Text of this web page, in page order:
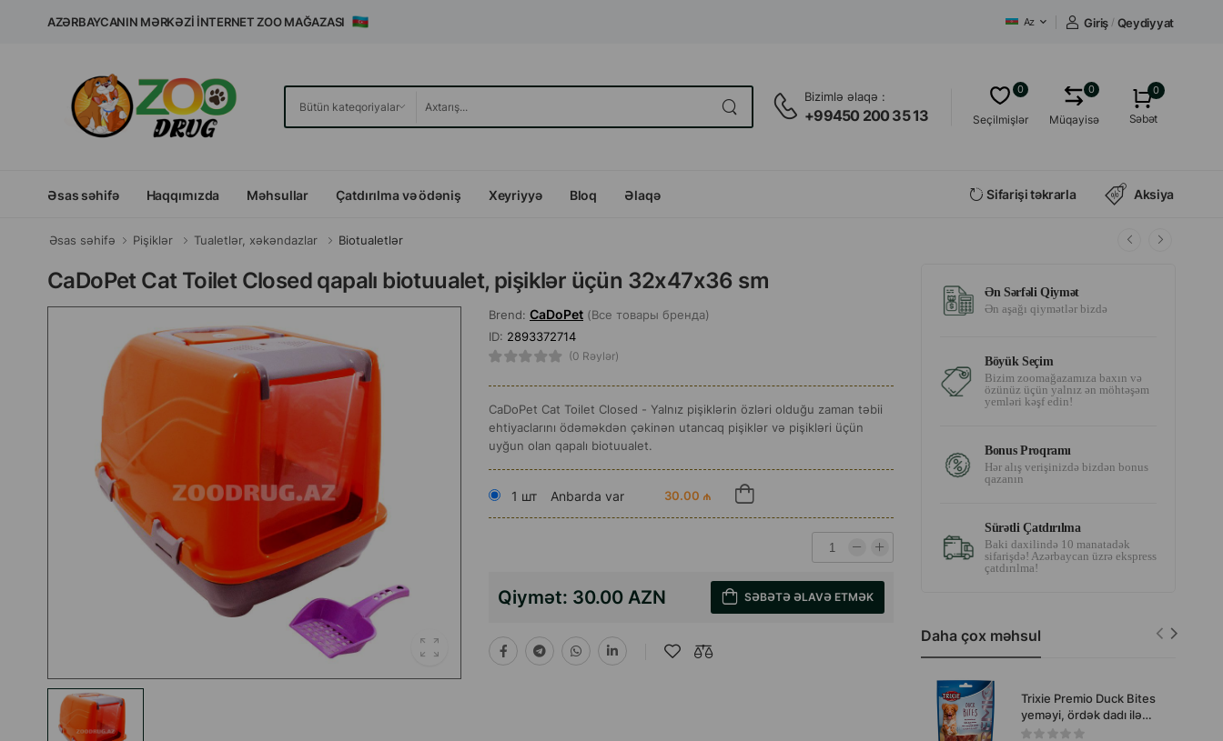
AZƏRBAYCANIN MƏRKƏZI İNTERNET ZOO MAĞAZASI Az Giriş / Qeydiyyat
Bizimlə əlaqə :
+99450 200 35 13 Seçilmişlər
0
Müqayisə
0 0
Səbət
Əsas səhifə Haqqımızda Məhsullar Çatdırılma və ödəniş Xeyriyyə Bloq Əlaqə Sifarişi təkrarla Aksiya
Əsas səhifə Pişiklər Tualetlər, xəkəndazlar Biotualetlər
CaDoPet Cat Toilet Closed qapalı biotuualet, pişiklər üçün 32x47x36 sm
Brend: CaDoPet (Все товары бренда)
ID: 2893372714
(0 Rəylər)
CaDoPet Cat Toilet Closed - Yalnız pişiklərin özləri olduğu zaman təbii
ehtiyaclarını ödəməkdən çəkinən utancaq pişiklər və pişikləri üçün
uyğun olan qapalı biotuualet.
1 шт Anbarda var 30.00 ₼
Qiymət: 30.00 AZN SƏBƏTƏ ƏLAVƏ ETMƏK
Ən Sərfəli Qiymət
Ən aşağı qiymətlər bizdə
Böyük Seçim
Bizim zoomağazamıza baxın və
özünüz üçün yalnız ən möhtəşəm
yemləri kəşf edin!
Bonus Proqramı
Hər alış verişinizdə bizdən bonus
qazanın
Sürətli Çatdırılma
Baki daxilində 10 manatadək
sifarişdə! Azərbaycan üzrə ekspress
çatdırılma!
Daha çox məhsul
Trixie Premio Duck Bites
yeməyi, ördək dadı ilə
itlər üçün 80 qr.